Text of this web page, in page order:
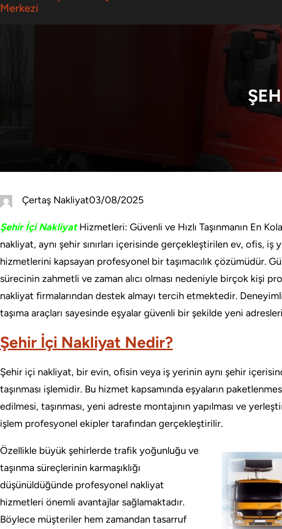
Merkezi
Çertaş Nakliyat03/08/2025
Şehir İçi NakliyatHizmetleri: Güvenli ve Hızlı Taşınmanın En
nakliyat, aynı şehir sınırları içerisinde gerçekleştirilen ev, ofis, iş
hizmetlerini kapsayan profesyonel bir taşımacılık çözümüdür.
sürecinin zahmetli ve zaman alıcı olması nedeniyle birçok kişi
nakliyat firmalarından destek almayı tercih etmektedir.
taşıma araçları sayesinde eşyalar güvenli bir şekilde yeni
Şehir İçi Nakliyat Nedir?
Şehir içi nakliyat, bir evin, ofisin veya iş yerinin aynı şehir
taşınması işlemidir. Bu hizmet kapsamında eşyaların
edilmesi, taşınması, yeni adreste montajının yapılması ve
işlem profesyonel ekipler tarafından gerçekleştirilir.
Özellikle büyük şehirlerde trafik yoğunluğu ve
taşınma süreçlerinin karmaşıklığı
düşünüldüğünde profesyonel nakliyat
hizmetleri önemli avantajlar sağlamaktadır.
Böylece müşteriler hem zamandan tasarruf